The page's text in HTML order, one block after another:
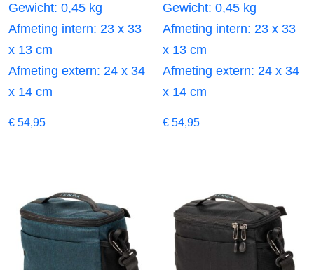
Gewicht: 0,45 kg
Afmeting intern: 23 x 33
x 13 cm
Afmeting extern: 24 x 34
x 14 cm
€ 54,95
Gewicht: 0,45 kg
Afmeting intern: 23 x 33
x 13 cm
Afmeting extern: 24 x 34
x 14 cm
€ 54,95